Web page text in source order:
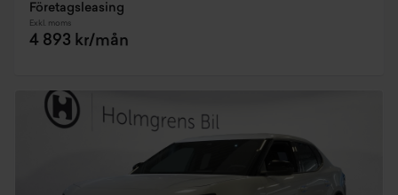
Företagsleasing
Exkl. moms
4 893 kr/mån